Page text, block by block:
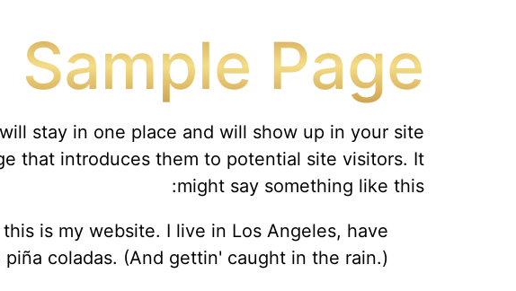
Sample Page
stay in one place and will show up in your site
that introduces them to potential site visitors. It
might say something like this:
is my website. I live in Los Angeles, have
coladas. (And gettin' caught in the rain.)